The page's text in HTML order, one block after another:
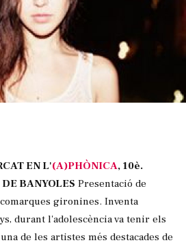
EN L'(A)PHÒNICA, 10è.
BANYOLES Presentació de
gironines. Inventa
durant l'adolescència va tenir els
de les artistes més destacades de